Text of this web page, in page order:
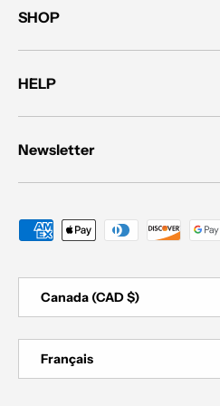
SHOP
HELP
Newsletter
Moyens de paiement acceptés
Canada (CAD $)
Français